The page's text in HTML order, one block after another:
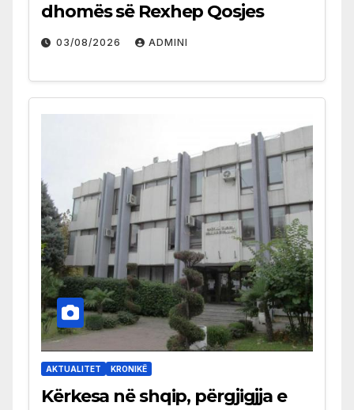
dhomës së Rexhep Qosjes
03/08/2026 ADMINI
AKTUALITET KRONIKË
Kërkesa në shqip, përgjigjja e